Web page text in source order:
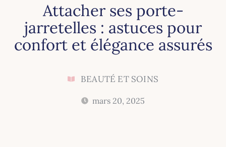
Attacher ses porte-
jarretelles : astuces pour
confort et élégance assurés
BEAUTÉ ET SOINS
mars 20, 2025